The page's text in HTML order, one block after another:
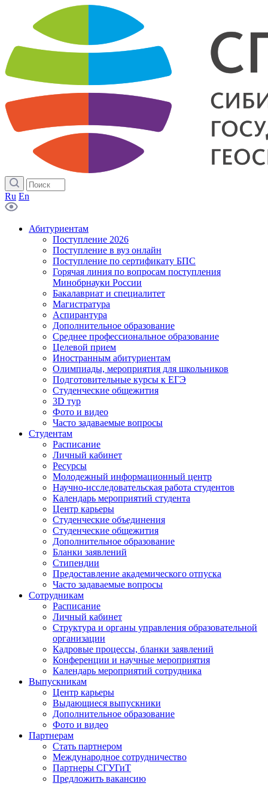
Ru En
Абитуриентам
Поступление 2026
Поступление в вуз онлайн
Поступление по сертификату БПС
Горячая линия по вопросам поступления
Минобрнауки России
Бакалавриат и специалитет
Магистратура
Аспирантура
Дополнительное образование
Среднее профессиональное образование
Целевой прием
Иностранным абитуриентам
Олимпиады, мероприятия для школьников
Подготовительные курсы к ЕГЭ
Студенческие общежития
3D тур
Фото и видео
Часто задаваемые вопросы
Студентам
Расписание
Личный кабинет
Ресурсы
Молодежный информационный центр
Научно-исследовательская работа студентов
Календарь мероприятий студента
Центр карьеры
Студенческие объединения
Студенческие общежития
Дополнительное образование
Бланки заявлений
Стипендии
Предоставление академического отпуска
Часто задаваемые вопросы
Сотрудникам
Расписание
Личный кабинет
Структура и органы управления образовательной
организации
Кадровые процессы, бланки заявлений
Конференции и научные мероприятия
Календарь мероприятий сотрудника
Выпускникам
Центр карьеры
Выдающиеся выпускники
Дополнительное образование
Фото и видео
Партнерам
Стать партнером
Международное сотрудничество
Партнеры СГУГиТ
Предложить вакансию